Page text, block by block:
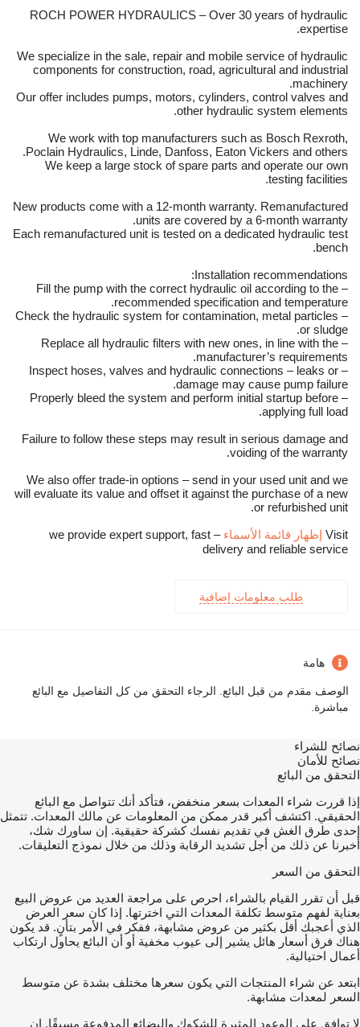
ROCH POWER HYDRAULICS – Over 30 years of hydraulic
expertise.
We specialize in the sale, repair and mobile service of hydraulic
components for construction, road, agricultural and industrial
machinery.
Our offer includes pumps, motors, cylinders, control valves and
other hydraulic system elements.
We work with top manufacturers such as Bosch Rexroth,
Poclain Hydraulics, Linde, Danfoss, Eaton Vickers and others.
We keep a large stock of spare parts and operate our own
testing facilities.
New products come with a 12-month warranty. Remanufactured
units are covered by a 6-month warranty.
Each remanufactured unit is tested on a dedicated hydraulic test
bench.
Installation recommendations:
– Fill the pump with the correct hydraulic oil according to the
recommended specification and temperature.
– Check the hydraulic system for contamination, metal particles
or sludge.
– Replace all hydraulic filters with new ones, in line with the
manufacturer’s requirements.
– Inspect hoses, valves and hydraulic connections – leaks or
damage may cause pump failure.
– Properly bleed the system and perform initial startup before
applying full load.
Failure to follow these steps may result in serious damage and
voiding of the warranty.
We also offer trade-in options – send in your used unit and we
will evaluate its value and offset it against the purchase of a new
or refurbished unit.
Visit إظهار قائمة الأسماء
– we provide expert support, fast
delivery and reliable service
طلب معلومات إضافية
هامة
الوصف مقدم من قبل البائع. الرجاء التحقق من كل التفاصيل مع البائع
مباشرة.
نصائح للشراء
نصائح للأمان
التحقق من البائع
إذا قررت شراء المعدات بسعر منخفض، فتأكد أنك تتواصل مع البائع
الحقيقي. اكتشف أكبر قدر ممكن من المعلومات عن مالك المعدات. تتمثل
إحدى طرق الغش في تقديم نفسك كشركة حقيقية. إن ساورك شك،
أخبرنا عن ذلك من أجل تشديد الرقابة وذلك من خلال نموذج التعليقات.
التحقق من السعر
قبل أن تقرر القيام بالشراء، احرص على مراجعة العديد من عروض البيع
بعناية لفهم متوسط تكلفة المعدات التي اخترتها. إذا كان سعر العرض
الذي أعجبك أقل بكثير من عروض مشابهة، ففكر في الأمر بتأنٍ. قد يكون
هناك فرق أسعار هائل يشير إلى عيوب مخفية أو أن البائع يحاول ارتكاب
أعمال احتيالية.
ابتعد عن شراء المنتجات التي يكون سعرها مختلف بشدة عن متوسط
السعر لمعدات مشابهة.
لا توافق على الوعود المثيرة للشكوك والبضائع المدفوعة مسبقًا. إن